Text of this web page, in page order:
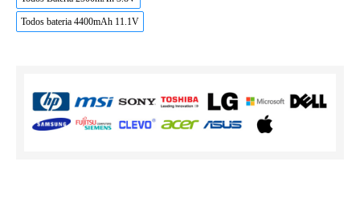
Todos bateria 4400mAh 11.1V